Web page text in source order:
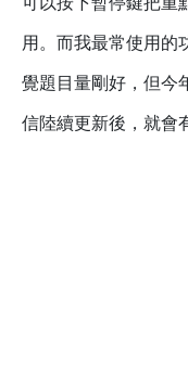
用。而我最常使用的
覺題目量剛好，但今
信陸續更新後，就會